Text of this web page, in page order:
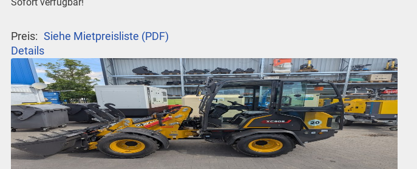
Sofort verfügbar!
Preis: Siehe Mietpreisliste (PDF)
Details